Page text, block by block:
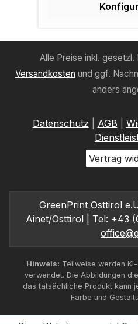
Alle Preise inkl.
Versandkosten und ggf.
anders
Datenschutz AGB
Vertrag
GreenPrint Osttirol
Ainet/Osttirol | Tel: +43
Hinweis: Teilweise werden
verwendet. Die Abbildungen
das tatsächliche Produkt kann
Farbe und